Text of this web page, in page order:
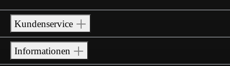
Kundenservice
Informationen